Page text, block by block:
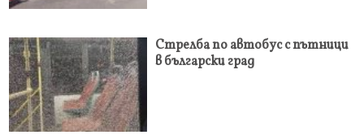
Стрелба по автобус с пътници
в български град